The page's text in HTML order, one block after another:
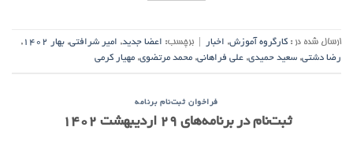
ارسال شده در : کارگروه آموزش, اخبار برچسب: اعضا جدید, امیر شرافتی, بهار 1402
,
رضا دشتی, سعید حمیدی, علی فراهانی, محمد مرتضوی, مهیار کرمی
فراخوان ثبت‌نام برنامه
ثبت‌نام در برنامه‌های ۲۹ اردیبهشت ۱۴۰۲